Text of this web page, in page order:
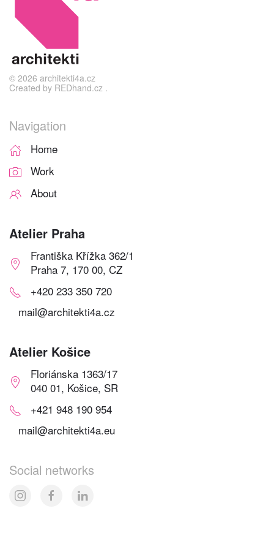
© 2026 architekti4a.cz
Created by REDhand.cz .
Navigation
Home
Work
About
Atelier Praha
Františka Křížka 362/1
Praha 7, 170 00, CZ
+420 233 350 720
mail@architekti4a.cz
Atelier Košice
Floriánska 1363/17
040 01, Košice, SR
+421 948 190 954
mail@architekti4a.eu
Social networks